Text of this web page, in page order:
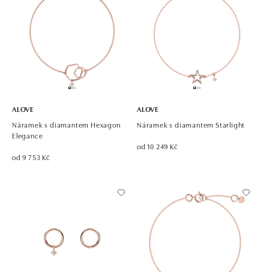
ALOVE
Náramek s diamantem Hexagon
Elegance
od 9 753 Kč
ALOVE
Náramek s diamantem Starlight
od 10 249 Kč